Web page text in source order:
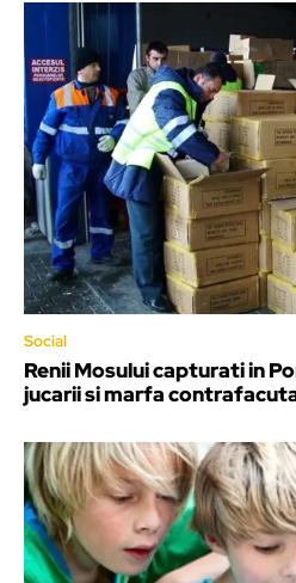
Social
Renii Mosului capturati in
jucarii si marfa